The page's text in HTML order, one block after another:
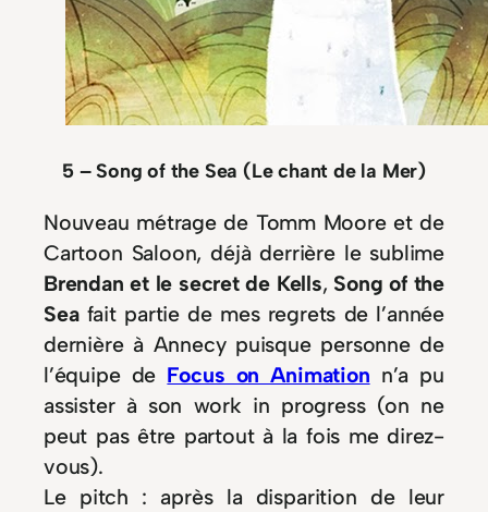
5 – Song of the Sea (Le chant de la Mer)
Nouveau métrage de Tomm Moore et de
Cartoon Saloon, déjà derrière le sublime
Brendan et le secret de Kells, Song of the
Seafait partie de mes regrets de l’année
dernière à Annecy puisque personne de
l’équipe de Focus on Animation n’a pu
assister à son work in progress (on ne
peut pas être partout à la fois me direz-
vous).
Le pitch : après la disparition de leur